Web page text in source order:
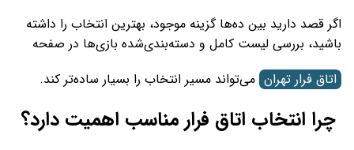
اگر قصد دارید بین ده‌ها گزینه موجود، بهترین انتخاب را داشته
باشید، بررسی لیست کامل و دسته‌بندی‌شده بازی‌ها در صفحه
اتاق فرار تهران می‌تواند مسیر انتخاب را بسیار ساده‌تر کند.
چرا انتخاب اتاق فرار مناسب اهمیت دارد؟